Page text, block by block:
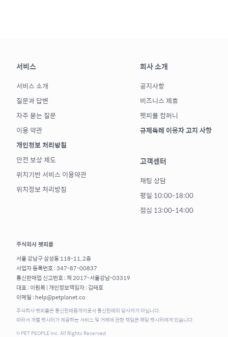
서비스
서비스 소개
질문과 답변
자주 묻는 질문
이용 약관
개인정보 처리방침
안전 보상 제도
위치기반 서비스 이용약관
위치정보 처리방침
회사 소개
공지사항
비즈니스 제휴
펫피플 컴퍼니
규제특례 이용자 고지 사항
고객센터
채팅 상담
평일 10:00-18:00
점심 13:00-14:00
주식회사 펫피플
서울 강남구 삼성동 118-11, 2층
사업자 등록번호 : 347-87-00837
통신판매업 신고번호 : 제 2017-서울강남-03319
대표 : 이원복 | 개인정보책임자 : 김태호
이메일 : help@petplanet.co
주식회사 펫피플은 통신판매중개자로서 통신판매의 당사자가 아닙니다.
따라서 개별 펫시터가 제공하는 서비스 및 거래에 관한 책임은 해당 펫시터에게 있습니다.
© PET PEOPLE Inc. All Rights Reserved